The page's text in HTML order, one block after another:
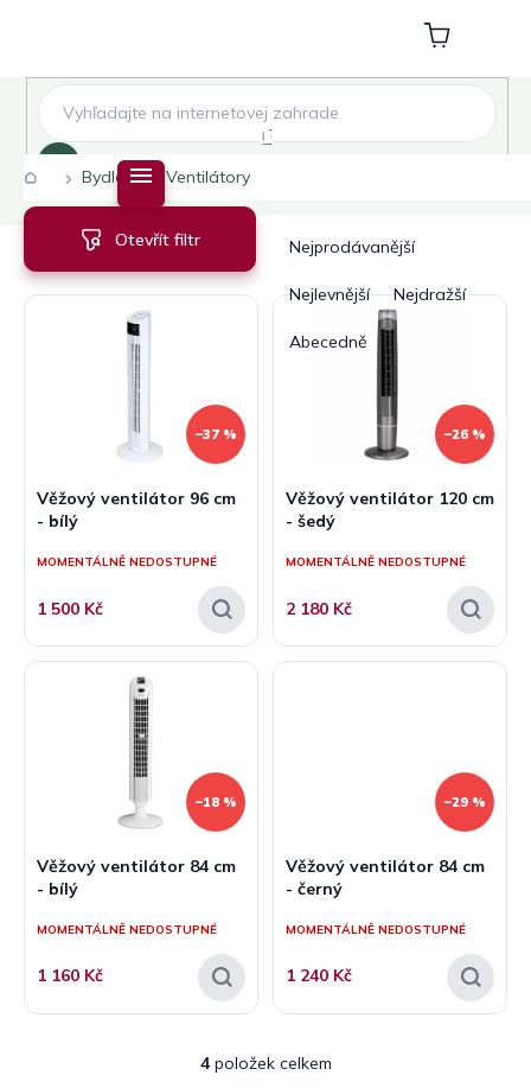
Nákupní
košík
DomůBydlení Ventilátory
a
e
k
ů
Nejprodávanější
Nejlevnější Nejdražší
Abecedně
Otevřít filtr
V
p
i
–37 %
Věžový ventilátor 96 cm
- bílý
MOMENTÁLNĚ NEDOSTUPNÉ
1 500 Kč
–26 %
Věžový ventilátor 120 cm
- šedý
MOMENTÁLNĚ NEDOSTUPNÉ
2 180 Kč
–18 %
Věžový ventilátor 84 cm
- bílý
MOMENTÁLNĚ NEDOSTUPNÉ
1 160 Kč
–29 %
Věžový ventilátor 84 cm
- černý
MOMENTÁLNĚ NEDOSTUPNÉ
1 240 Kč
O
4položek celkem